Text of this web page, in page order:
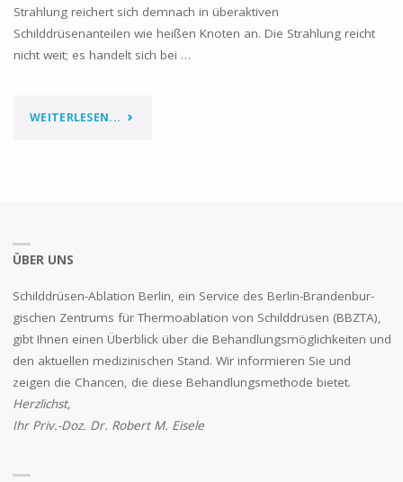
Strahlung reichert sich demnach in überaktiven
Schilddrüsenanteilen wie heißen Knoten an. Die Strahlung reicht
nicht weit; es handelt sich bei …
WEITERLESEN...
ÜBER UNS
Schilddrüsen-Ablation Berlin, ein Service des Berlin-Branden­­bur­
gischen Zentrums für Thermo­ablation von Schilddrüsen (BBZTA),
gibt Ihnen einen Überblick über die Behandlungsmöglichkeiten und
den aktuellen medizinischen Stand. Wir informieren Sie und
zeigen die Chancen, die diese Behandlungs­methode bietet.
Herzlichst,
Ihr Priv.-Doz. Dr. Robert M. Eisele